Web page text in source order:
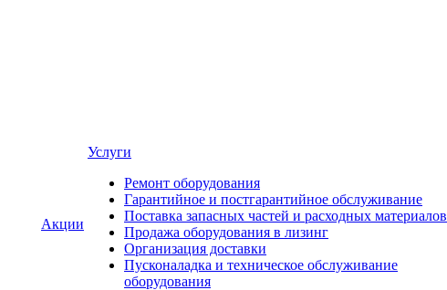
Акции
Услуги
Ремонт оборудования
Гарантийное и постгарантийное обслуживание
Поставка запасных частей и расходных материалов
Продажа оборудования в лизинг
Организация доставки
Пусконаладка и техническое обслуживание
оборудования